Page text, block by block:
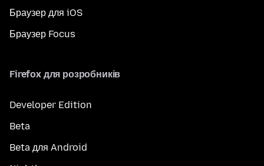
Браузер для iOS
Браузер Focus
Firefox для розробників
Developer Edition
Beta
Beta для Android